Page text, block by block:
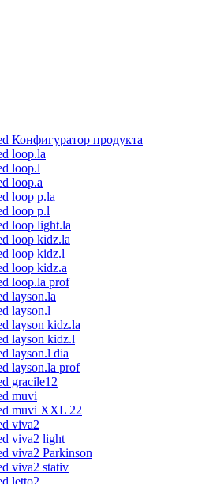
Конфигуратор продукта
loop.la
loop.l
loop.a
loop p.la
loop p.l
loop light.la
loop kidz.la
loop kidz.l
loop kidz.a
loop.la prof
layson.la
layson.l
layson kidz.la
layson kidz.l
layson.l dia
layson.la prof
gracile12
muvi
muvi XXL 22
viva2
viva2 light
viva2 Parkinson
viva2 stativ
letto2